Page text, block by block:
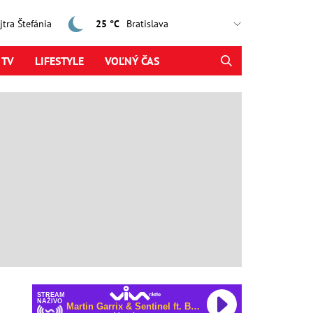
Štefánia 25 °C
LIFESTYLE VOĽNÝ ČAS
STREAM
NAŽIVO
Martin Garrix & Sentinel ft. Bonn